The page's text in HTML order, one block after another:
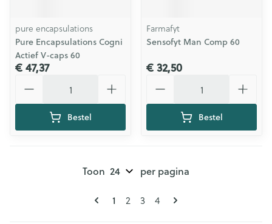
pure encapsulations
Pure Encapsulations Cogni
Actief V-caps 60
€ 47,37
Bestel
Farmafyt
Sensofyt Man Comp 60
€ 32,50
Bestel
Pagina's
U lees momenteel pagina
1 Pagina
2 Pagina
3 Pagina
4
Toon per pagina